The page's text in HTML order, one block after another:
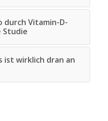
durch Vitamin-D-
Studie
ist wirklich dran an